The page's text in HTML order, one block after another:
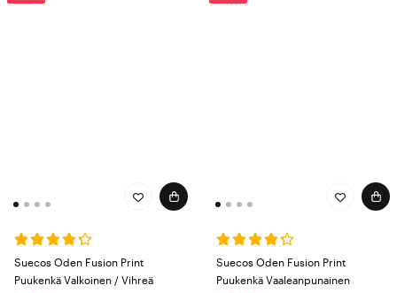
Suecos Oden Fusion Print
Puukenkä Valkoinen / Vihreä
Suecos Oden Fusion Print
Puukenkä Vaaleanpunainen